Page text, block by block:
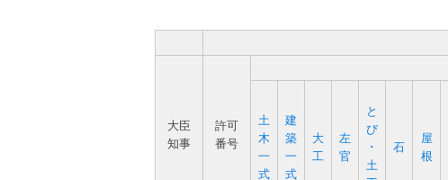
大臣
知事
許可
番号
土
木
一
式
建
築
一
式
大
工
左
官
と
び
･
土
石
屋
根